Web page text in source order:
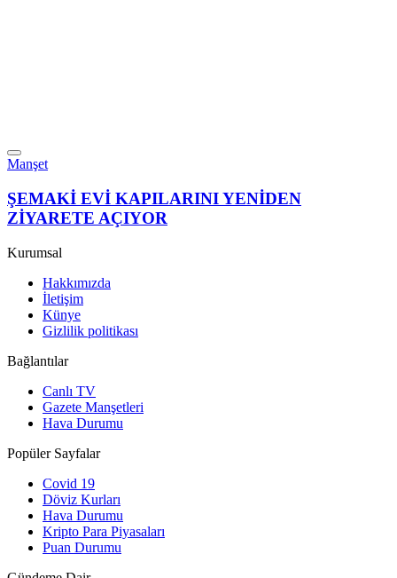
Manşet
ŞEMAKİ EVİ KAPILARINI YENİDEN
ZİYARETE AÇIYOR
Kurumsal
Hakkımızda
İletişim
Künye
Gizlilik politikası
Bağlantılar
Canlı TV
Gazete Manşetleri
Hava Durumu
Popüler Sayfalar
Covid 19
Döviz Kurları
Hava Durumu
Kripto Para Piyasaları
Puan Durumu